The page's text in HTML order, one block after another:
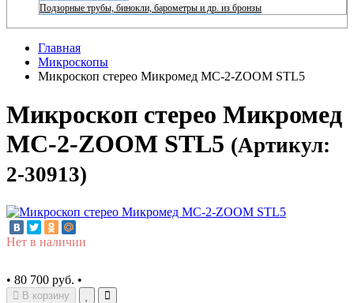
Подзорные трубы, бинокли, барометры и др. из бронзы
Главная
Микроскопы
Микроскоп стерео Микромед MC-2-ZOOM STL5
Микроскоп стерео Микромед
MC-2-ZOOM STL5 (Артикул:
2-30913)
Нет в наличии
• 80 700 руб. •
В корзину